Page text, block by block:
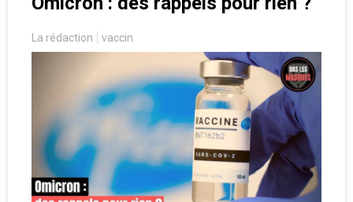
La rédaction vaccin